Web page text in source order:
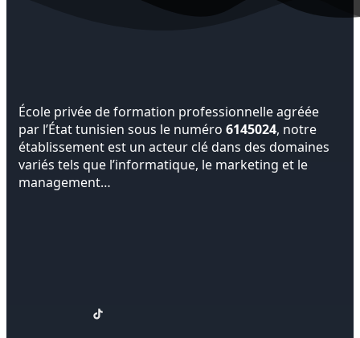
École privée de formation professionnelle agréée
par l’État tunisien sous le numéro 6145024, notre
établissement est un acteur clé dans des domaines
variés tels que l’informatique, le marketing et le
management…